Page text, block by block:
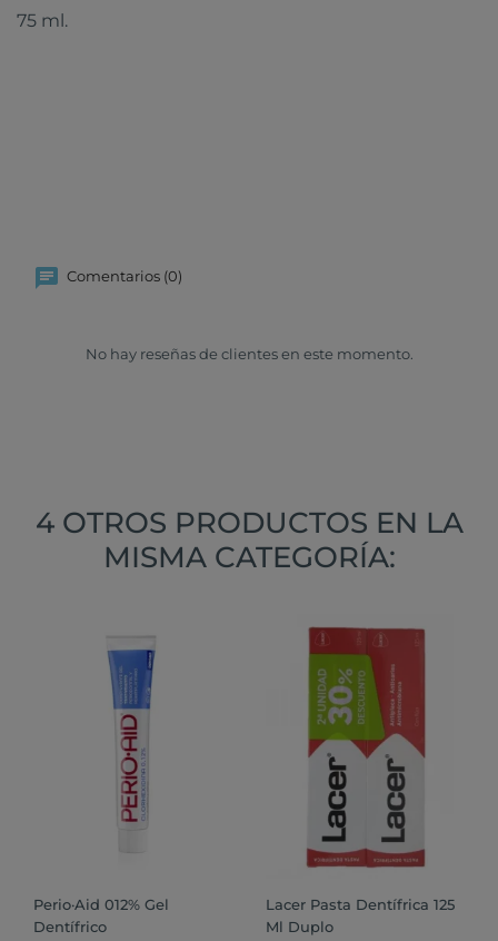
75 ml.
Comentarios (0)
No hay reseñas de clientes en este momento.
4 OTROS PRODUCTOS EN LA
MISMA CATEGORÍA:
Perio·Aid 012% Gel
Dentífrico
Lacer Pasta Dentífrica 125
Ml Duplo